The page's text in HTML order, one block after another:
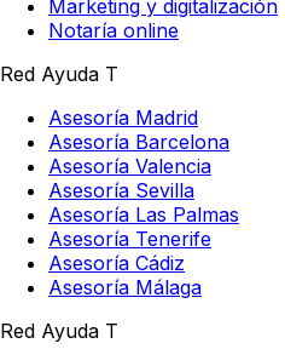
Marketing y digitalización
Notaría online
Red Ayuda T
Asesoría Madrid
Asesoría Barcelona
Asesoría Valencia
Asesoría Sevilla
Asesoría Las Palmas
Asesoría Tenerife
Asesoría Cádiz
Asesoría Málaga
Red Ayuda T